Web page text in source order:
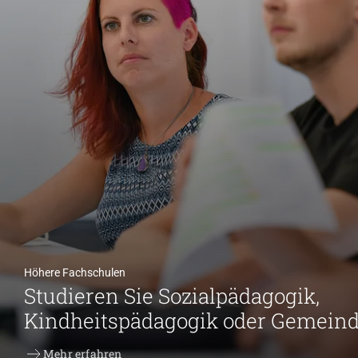
Höhere Fachschulen
Studieren Sie Sozialpädagogik,
Kindheitspädagogik oder
Mehr erfahren
Weiterbildung